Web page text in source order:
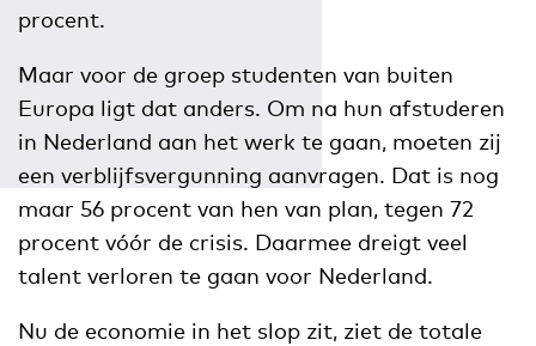
procent.
Maar voor de groep studenten van buiten
Europa ligt dat anders. Om na hun afstuderen
in Nederland aan het werk te gaan, moeten zij
een verblijfsvergunning aanvragen. Dat is nog
maar 56 procent van hen van plan, tegen 72
procent vóór de crisis. Daarmee dreigt veel
talent verloren te gaan voor Nederland.
Nu de economie in het slop zit, ziet de totale